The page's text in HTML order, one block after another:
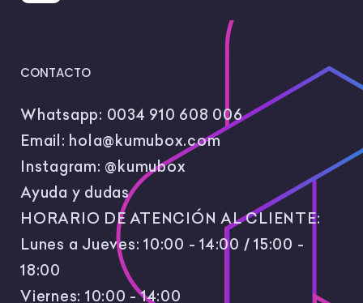
CONTACTO
Whatsapp: 0034 910 608 006
Email: hola@kumubox.com
Instagram: @kumubox
Ayuda y dudas
HORARIO DE ATENCIÓN AL CLIENTE:
Lunes a Jueves: 10:00 - 14:00 / 15:00 -
18:00
Viernes: 10:00 - 14:00